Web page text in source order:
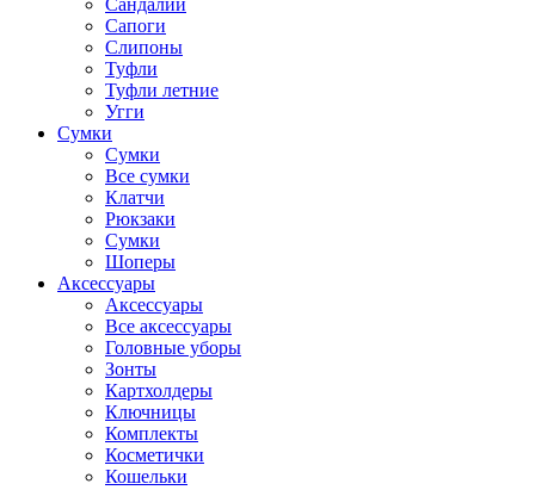
Сандалии
Сапоги
Слипоны
Туфли
Туфли летние
Угги
Сумки
Сумки
Все сумки
Клатчи
Рюкзаки
Сумки
Шоперы
Аксессуары
Аксессуары
Все аксессуары
Головные уборы
Зонты
Картхолдеры
Ключницы
Комплекты
Косметички
Кошельки